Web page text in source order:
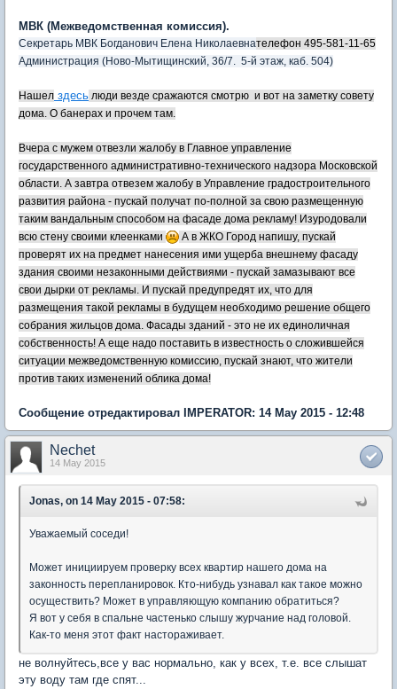
МВК (Межведомственная комиссия).
Секретарь МВК Богданович Елена Николаевнателефон 495-581-11-65
Администрация (Ново-Мытищинский, 36/7. 5-й этаж, каб. 504)
Нашел здесь люди везде сражаются смотрю и вот на заметку совету
дома. О банерах и прочем там.
Вчера с мужем отвезли жалобу в Главное управление
государственного административно-технического надзора Московской
области. А завтра отвезем жалобу в Управление градостроительного
развития района - пускай получат по-полной за свою размещенную
таким вандальным способом на фасаде дома рекламу! Изуродовали
всю стену своими клеенками
А в ЖКО Город напишу, пускай
проверят их на предмет нанесения ими ущерба внешнему фасаду
здания своими незаконными действиями - пускай замазывают все
свои дырки от рекламы. И пускай предупредят их, что для
размещения такой рекламы в будущем необходимо решение общего
собрания жильцов дома. Фасады зданий - это не их единоличная
собственность! А еще надо поставить в известность о сложившейся
ситуации межведомственную комиссию, пускай знают, что жители
против таких изменений облика дома!
Сообщение отредактировал IMPERATOR: 14 May 2015 - 12:48
Nechet
14 May 2015
Jonas, on 14 May 2015 - 07:58:
Уважаемый соседи!
Может инициируем проверку всех квартир нашего дома на
законность перепланировок. Кто-нибудь узнавал как такое можно
осуществить? Может в управляющую компанию обратиться?
Я вот у себя в спальне частенько слышу журчание над головой.
Как-то меня этот факт настораживает.
не волнуйтесь,все у вас нормально, как у всех, т.е. все слышат
эту воду там где спят...